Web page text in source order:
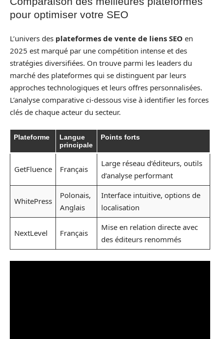
pour optimiser votre SEO
L’univers des plateformes de vente de liens SEO en
2025 est marqué par une compétition intense et des
stratégies diversifiées. On trouve parmi les leaders du
marché des plateformes qui se distinguent par leurs
approches technologiques et leurs offres personnalisées.
L’analyse comparative ci-dessous vise à identifier les forces
clés de chaque acteur du secteur.
Plateforme
Langue
principale
Points forts
GetFluence Français
Large réseau d’éditeurs, outils
d’analyse performant
WhitePress
Polonais,
Anglais
Interface intuitive, options de
localisation
NextLevel Français
Mise en relation directe avec
des éditeurs renommés